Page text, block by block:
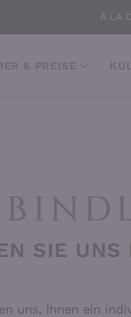
À LA
& PREISE
SIE UNS
uns, Ihnen ein